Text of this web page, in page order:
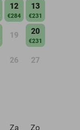
12
€284
13
€231
19 20
€231
26 27
Za Zo